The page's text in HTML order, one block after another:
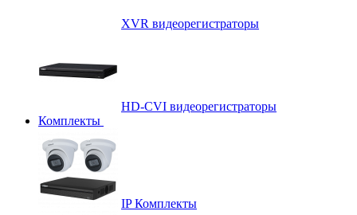
XVR видеорегистраторы
HD-CVI видеорегистраторы
Комплекты
IP Комплекты